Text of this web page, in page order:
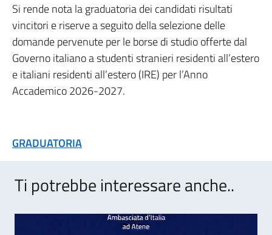
Si rende nota la graduatoria dei candidati risultati
vincitori e riserve a seguito della selezione delle
domande pervenute per le borse di studio offerte dal
Governo italiano a studenti stranieri residenti all’estero
e italiani residenti all’estero (IRE) per l’Anno
Accademico 2026-2027.
GRADUATORIA
Ti potrebbe interessare anche..